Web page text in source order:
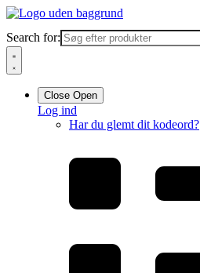
Videre
indhold
Search for:
Close Open
Log ind
Har du glemt dit kodeord?